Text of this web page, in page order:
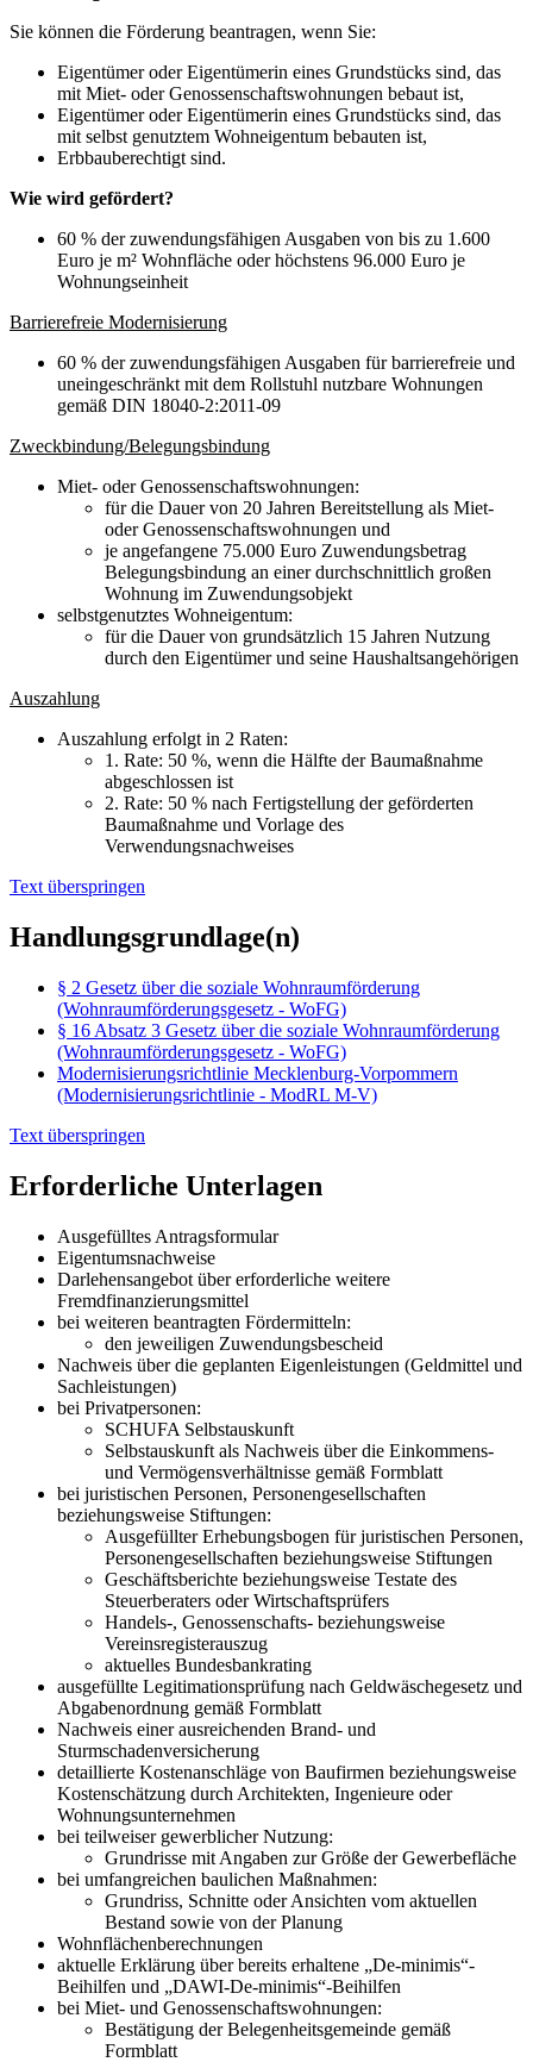
Sie können die Förderung beantragen, wenn Sie:
Eigentümer oder Eigentümerin eines Grundstücks sind, das
mit Miet- oder Genossenschaftswohnungen bebaut ist,
Eigentümer oder Eigentümerin eines Grundstücks sind, das
mit selbst genutztem Wohneigentum bebauten ist,
Erbbauberechtigt sind.
Wie wird gefördert?
60 % der zuwendungsfähigen Ausgaben von bis zu 1.600
Euro je m² Wohnfläche oder höchstens 96.000 Euro je
Wohnungseinheit
Barrierefreie Modernisierung
60 % der zuwendungsfähigen Ausgaben für barrierefreie und
uneingeschränkt mit dem Rollstuhl nutzbare Wohnungen
gemäß DIN 18040-2:2011-09
Zweckbindung/Belegungsbindung
Miet- oder Genossenschaftswohnungen:
für die Dauer von 20 Jahren Bereitstellung als Miet-
oder Genossenschaftswohnungen und
je angefangene 75.000 Euro Zuwendungsbetrag
Belegungsbindung an einer durchschnittlich großen
Wohnung im Zuwendungsobjekt
selbstgenutztes Wohneigentum:
für die Dauer von grundsätzlich 15 Jahren Nutzung
durch den Eigentümer und seine Haushaltsangehörigen
Auszahlung
Auszahlung erfolgt in 2 Raten:
1. Rate: 50 %, wenn die Hälfte der Baumaßnahme
abgeschlossen ist
2. Rate: 50 % nach Fertigstellung der geförderten
Baumaßnahme und Vorlage des
Verwendungsnachweises
Text überspringen
Handlungsgrundlage(n)
§ 2 Gesetz über die soziale Wohnraumförderung
(Wohnraumförderungsgesetz - WoFG)
§ 16 Absatz 3 Gesetz über die soziale Wohnraumförderung
(Wohnraumförderungsgesetz - WoFG)
Modernisierungsrichtlinie Mecklenburg-Vorpommern
(Modernisierungsrichtlinie - ModRL M-V)
Text überspringen
Erforderliche Unterlagen
Ausgefülltes Antragsformular
Eigentumsnachweise
Darlehensangebot über erforderliche weitere
Fremdfinanzierungsmittel
bei weiteren beantragten Fördermitteln:
den jeweiligen Zuwendungsbescheid
Nachweis über die geplanten Eigenleistungen (Geldmittel und
Sachleistungen)
bei Privatpersonen:
SCHUFA Selbstauskunft
Selbstauskunft als Nachweis über die Einkommens-
und Vermögensverhältnisse gemäß Formblatt
bei juristischen Personen, Personengesellschaften
beziehungsweise Stiftungen:
Ausgefüllter Erhebungsbogen für juristischen Personen,
Personengesellschaften beziehungsweise Stiftungen
Geschäftsberichte beziehungsweise Testate des
Steuerberaters oder Wirtschaftsprüfers
Handels-, Genossenschafts- beziehungsweise
Vereinsregisterauszug
aktuelles Bundesbankrating
ausgefüllte Legitimationsprüfung nach Geldwäschegesetz und
Abgabenordnung gemäß Formblatt
Nachweis einer ausreichenden Brand- und
Sturmschadenversicherung
detaillierte Kostenanschläge von Baufirmen beziehungsweise
Kostenschätzung durch Architekten, Ingenieure oder
Wohnungsunternehmen
bei teilweiser gewerblicher Nutzung:
Grundrisse mit Angaben zur Größe der Gewerbefläche
bei umfangreichen baulichen Maßnahmen:
Grundriss, Schnitte oder Ansichten vom aktuellen
Bestand sowie von der Planung
Wohnflächenberechnungen
aktuelle Erklärung über bereits erhaltene „De-minimis“-
Beihilfen und „DAWI-De-minimis“-Beihilfen
bei Miet- und Genossenschaftswohnungen:
Bestätigung der Belegenheitsgemeinde gemäß
Formblatt